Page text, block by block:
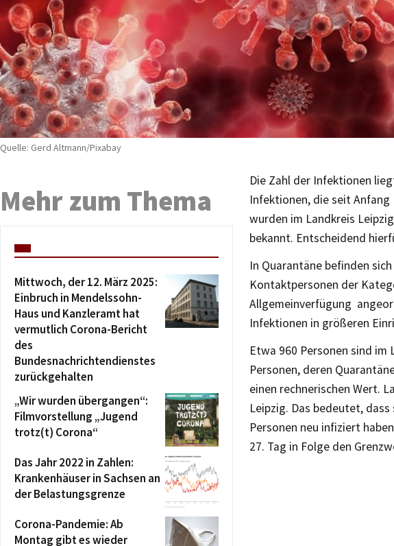
Quelle: Gerd Altmann/Pixabay
Die Zahl der Infektionen
Infektionen, die seit Anfang
wurden im Landkreis
bekannt. Entscheidend
In Quarantäne befinden
Kontaktpersonen der
Allgemeinverfügung
Infektionen in größeren
Etwa 960 Personen sind
Personen, deren
einen rechnerischen Wert.
Leipzig. Das bedeutet,
Personen neu infiziert
27. Tag in Folge den
Mehr zum Thema
Mittwoch, der 12. März 2025:
Einbruch in Mendelssohn-
Haus und Kanzleramt hat
vermutlich Corona-Bericht
des
Bundesnachrichtendienstes
zurückgehalten
„Wir wurden übergangen“:
Filmvorstellung „Jugend
trotz(t) Corona“
Das Jahr 2022 in Zahlen:
Krankenhäuser in Sachsen an
der Belastungsgrenze
Corona-Pandemie: Ab
Montag gibt es wieder